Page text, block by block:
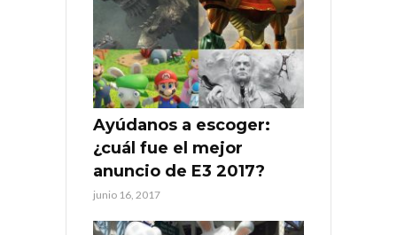
Ayúdanos a escoger:
¿cuál fue el mejor
anuncio de E3 2017?
junio 16, 2017